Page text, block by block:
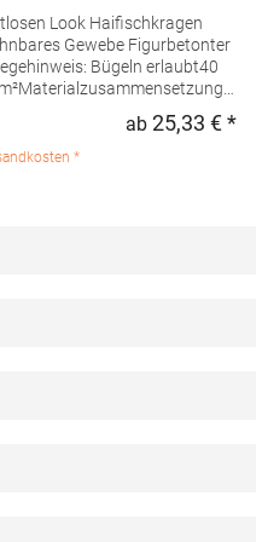
Hersteller: Premier Clothing
3.39 2517JK Gravenhage
ab 25,33 € *
*